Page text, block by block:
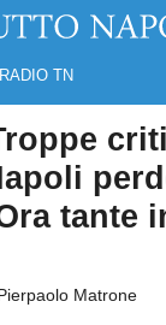
RADIO TN
tante
Matrone